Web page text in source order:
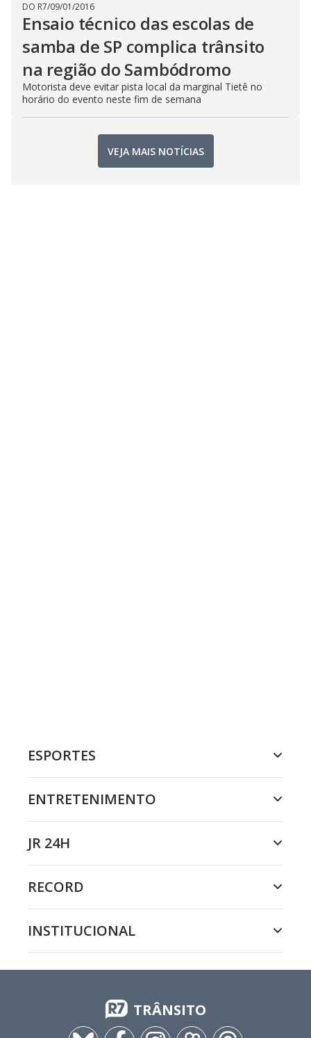
DO R7/09/01/2016
Ensaio técnico das escolas de
samba de SP complica trânsito
na região do Sambódromo
Motorista deve evitar pista local da marginal Tietê no
horário do evento neste fim de semana
VEJA MAIS NOTÍCIAS
ESPORTES
ENTRETENIMENTO
JR 24H
RECORD
INSTITUCIONAL
TRÂNSITO